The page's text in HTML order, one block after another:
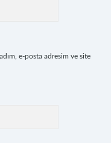
e-posta adresim ve site